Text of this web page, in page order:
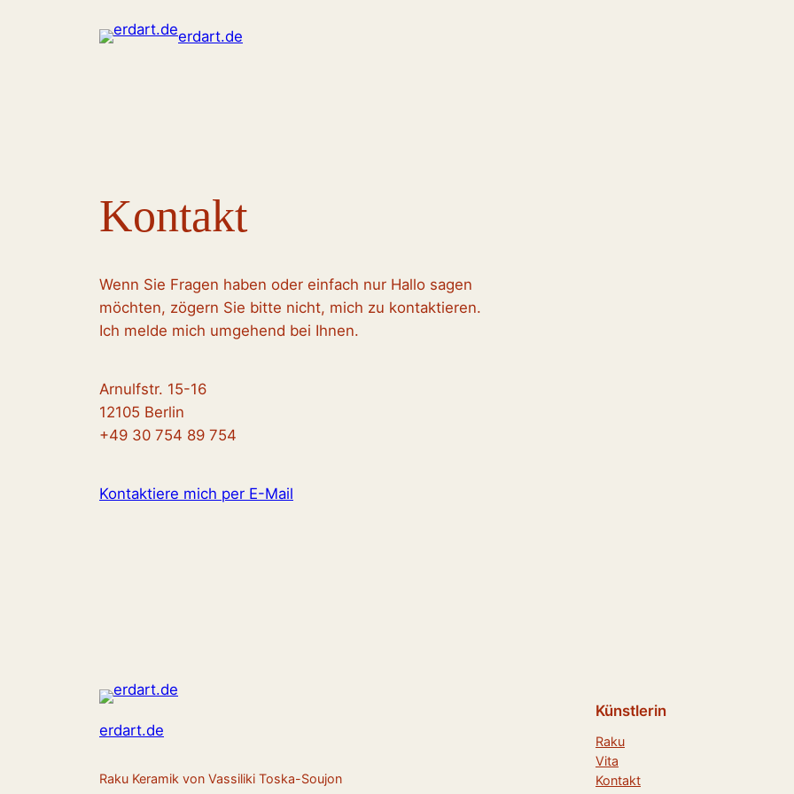
erdart.de
Kontakt
Wenn Sie Fragen haben oder einfach nur Hallo sagen
möchten, zögern Sie bitte nicht, mich zu kontaktieren.
Ich melde mich umgehend bei Ihnen.
Arnulfstr. 15-16
12105 Berlin
+49 30 754 89 754
Kontaktiere mich per E-Mail
erdart.de
Raku Keramik von Vassiliki Toska-Soujon
Künstlerin
Raku
Vita
Kontakt